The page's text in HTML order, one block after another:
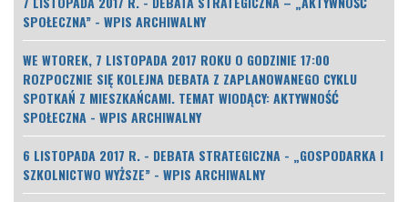
SPOŁECZNA” - WPIS ARCHIWALNY
WE WTOREK, 7 LISTOPADA 2017 ROKU O GODZINIE 17:00
ROZPOCZNIE SIĘ KOLEJNA DEBATA Z ZAPLANOWANEGO CYKLU
SPOTKAŃ Z MIESZKAŃCAMI. TEMAT WIODĄCY: AKTYWNOŚĆ
SPOŁECZNA - WPIS ARCHIWALNY
6 LISTOPADA 2017 R. - DEBATA STRATEGICZNA - „GOSPODARKA I
SZKOLNICTWO WYŻSZE” - WPIS ARCHIWALNY